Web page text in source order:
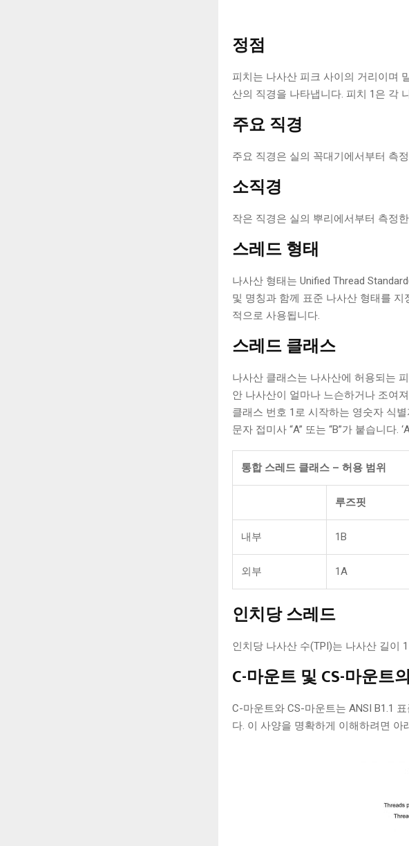
정점
피치는 나사산 피크 사이의 거리이며
산의 직경을 나타냅니다. 피치 1은 각
주요 직경
주요 직경은 실의 꼭대기에서부터 측
소직경
작은 직경은 실의 뿌리에서부터 측정
스레드 형태
나사산 형태는 Unified Thread
및 명칭과 함께 표준 나사산 형태를
적으로 사용됩니다.
스레드 클래스
나사산 클래스는 나사산에 허용되는
안 나사산이 얼마나 느슨하거나 조여
클래스 번호 1로 시작하는 영숫자 식
문자 접미사 “A” 또는 “B”가 붙습니다.
통합 스레드 클래스 – 허용 범위
루즈핏
내부 1B
외부 1A
인치당 스레드
인치당 나사산 수(TPI)는 나사산 길이
C-마운트 및 CS-마운트
C-마운트와 CS-마운트는 ANSI B1.1
다. 이 사양을 명확하게 이해하려면 아